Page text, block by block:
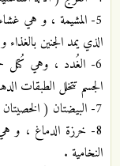
5- المشيمة ، و هي
الذي يمد الجنين
6- الغُدد ، وهي كُتل
الجسم تتخلل الطبقات
7- البيضتان ( الخصيتان ) .
8- خرزة الدماغ ، و
النخامية .